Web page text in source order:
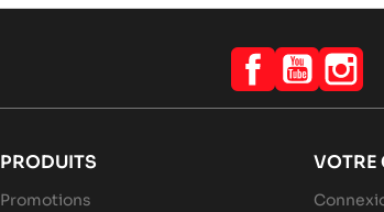
Facebook
YouTube
PRODUITS
Promotions
VOTRE